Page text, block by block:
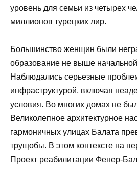
уровень для семьи из четырех
миллионов турецких лир.
Большинство женщин были
образование не выше
Наблюдались серьезные
инфраструктурой, включая
условия. Во многих домах не
Великолепное архитектурное
гармоничных улицах Балата
трущобы. В этом контексте на
Проект реабилитации Фенер-